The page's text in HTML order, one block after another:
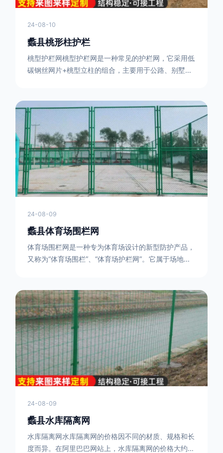
24-08-10
蠡县桃形柱护栏
桃型护栏网桃型护栏网是一种常见的护栏网，它采用低
碳钢丝网片+桃型立柱的组合，主要用于公路、别墅小
型，安装方便。桃型护栏网的安装方法如下：先固定
17631598285根色谱柱，然后将网格钩在此色谱柱
上，然后将第二根色谱柱钩在网格上，然后将其拧紧，
然后类推，一套一套的安装即可。该安装牢固美观，不
会损坏油漆表面 。桃型护栏网使
24-08-09
蠡县体育场围栏网
体育场围栏网是一种专为体育场设计的新型防护产品，
又称为“体育场围栏”、“体育场护栏网”。它属于场地围
整。体育场围栏网的材质有很多种，如钢丝绳网、聚酯
纤维网、玻璃纤维网等。不同材质的体育场围栏网具有
不同的特点和优缺点。例如，钢丝绳网具有强度高、耐
腐蚀、耐磨损等特点；聚酯纤维网则具有柔韧性好、透
气性好等特点。体育场围栏网是一种
24-08-09
蠡县水库隔离网
水库隔离网水库隔离网的价格因不同的材质、规格和长
度而异。在阿里巴巴网站上，水库隔离网的价格大约在